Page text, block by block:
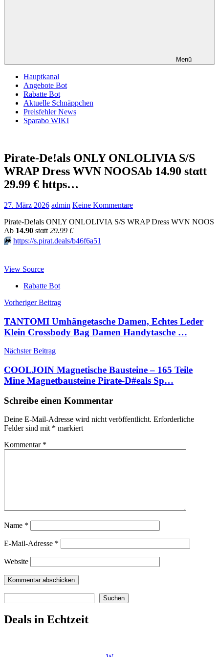
Menü
Hauptkanal
Angebote Bot
Rabatte Bot
Aktuelle Schnäppchen
Preisfehler News
Sparabo WIKI
Pirate-De!als ONLY ONLOLIVIA S/S
WRAP Dress WVN NOOSАb 14.90 stαtt
29.99 € https…
27. März 2026 admin Keine Kommentare
Pirate-De!als ONLY ONLOLIVIA S/S WRAP Dress WVN NOOS
Аb 14.90 stαtt 29.99 €
⏩️ https://s.pirat.deals/b46f6a51
View Source
Rabatte Bot
Beitragsnavigation
Vorheriger Beitrag
TANTOMI Umhängetasche Damen, Echtes Leder
Klein Crossbody Bag Damen Handytasche …
Nächster Beitrag
COOLJOIN Magnetische Bausteine – 165 Teile
Mine Magnetbausteine Pirate-D#eals Sp…
Schreibe einen Kommentar
Deine E-Mail-Adresse wird nicht veröffentlicht. Erforderliche
Felder sind mit * markiert
Kommentar *
Name *
E-Mail-Adresse *
Website
Suchen
Deals in Echtzeit